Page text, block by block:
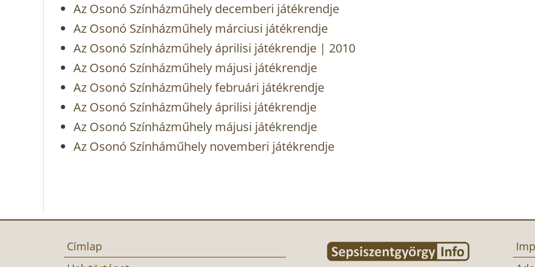
Az Osonó Színházműhely decemberi játékrendje
Az Osonó Színházműhely márciusi játékrendje
Az Osonó Színházműhely áprilisi játékrendje | 2010
Az Osonó Színházműhely májusi játékrendje
Az Osonó Színházműhely februári játékrendje
Az Osonó Színházműhely áprilisi játékrendje
Az Osonó Színházműhely májusi játékrendje
Az Osonó Színháműhely novemberi játékrendje
Címlap